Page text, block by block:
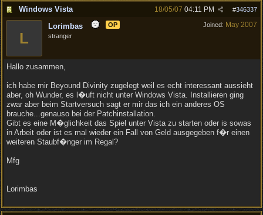
Windows Vista
#346337
18/05/07 04:11 PM
Joined: May 2007
L
Lorimbas
OP
stranger
Hallo zusammen,
ich habe mir Beyound Divinity zugelegt weil es echt interessant aussieht
aber, oh Wunder, es l�uft nicht unter Windows Vista. Installieren ging
zwar aber beim Startversuch sagt er mir das ich ein anderes OS
brauche...genauso bei der Patchinstallation.
Gibt es eine M�glichkeit das Spiel unter Vista zu starten oder is sowas
in Arbeit oder ist es mal wieder ein Fall von Geld ausgegeben f�r einen
weiteren Staubf�nger im Regal?
Mfg
Lorimbas